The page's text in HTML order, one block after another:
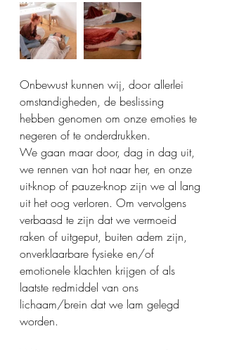
Onbewust kunnen wij, door allerlei
omstandigheden, de beslissing
hebben genomen om onze emoties te
negeren of te onderdrukken.
We gaan maar door, dag in dag uit,
we rennen van hot naar her, en onze
uit-knop of pauze-knop zijn we al lang
uit het oog verloren. Om vervolgens
verbaasd te zijn dat we vermoeid
raken of uitgeput, buiten adem zijn,
onverklaarbare fysieke en/of
emotionele klachten krijgen of als
laatste redmiddel van ons
lichaam/brein dat we lam gelegd
worden.